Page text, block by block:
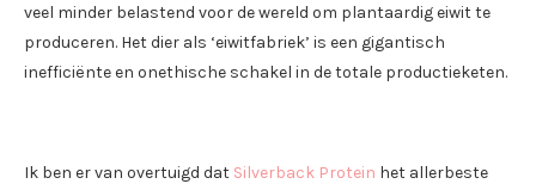
veel minder belastend voor de wereld om plantaardig eiwit te
produceren. Het dier als ‘eiwitfabriek’ is een gigantisch
inefficiënte en onethische schakel in de totale productieketen.
Ik ben er van overtuigd dat Silverback Protein het allerbeste